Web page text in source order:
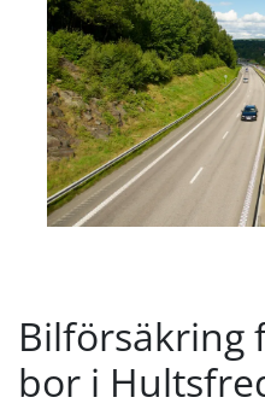
Bilförsäkring
bor i